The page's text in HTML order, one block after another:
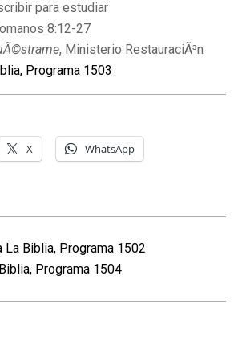
para estudiar
8:12-27
, Ministerio RestauraciÃ³n
Programa 1503
X WhatsApp
La Biblia, Programa 1502
Programa 1504